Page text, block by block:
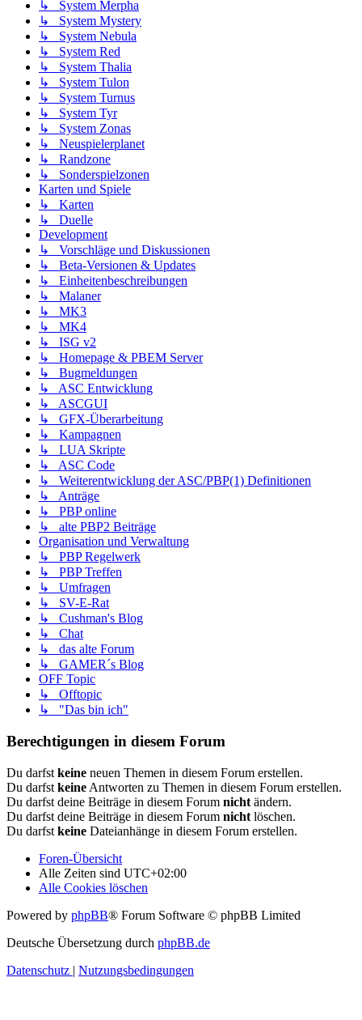
↳ System Merpha
↳ System Mystery
↳ System Nebula
↳ System Red
↳ System Thalia
↳ System Tulon
↳ System Turnus
↳ System Tyr
↳ System Zonas
↳ Neuspielerplanet
↳ Randzone
↳ Sonderspielzonen
Karten und Spiele
↳ Karten
↳ Duelle
Development
↳ Vorschläge und Diskussionen
↳ Beta-Versionen & Updates
↳ Einheitenbeschreibungen
↳ Malaner
↳ MK3
↳ MK4
↳ ISG v2
↳ Homepage & PBEM Server
↳ Bugmeldungen
↳ ASC Entwicklung
↳ ASCGUI
↳ GFX-Überarbeitung
↳ Kampagnen
↳ LUA Skripte
↳ ASC Code
↳ Weiterentwicklung der ASC/PBP(1) Definitionen
↳ Anträge
↳ PBP online
↳ alte PBP2 Beiträge
Organisation und Verwaltung
↳ PBP Regelwerk
↳ PBP Treffen
↳ Umfragen
↳ SV-E-Rat
↳ Cushman's Blog
↳ Chat
↳ das alte Forum
↳ GAMER´s Blog
OFF Topic
↳ Offtopic
↳ "Das bin ich"
Berechtigungen in diesem Forum
Du darfst keine neuen Themen in diesem Forum erstellen.
Du darfst keine Antworten zu Themen in diesem Forum erstellen.
Du darfst deine Beiträge in diesem Forum nicht ändern.
Du darfst deine Beiträge in diesem Forum nicht löschen.
Du darfst keine Dateianhänge in diesem Forum erstellen.
Foren-Übersicht
Alle Zeiten sind UTC+02:00
Alle Cookies löschen
Powered by phpBB® Forum Software © phpBB Limited
Deutsche Übersetzung durch phpBB.de
Datenschutz | Nutzungsbedingungen